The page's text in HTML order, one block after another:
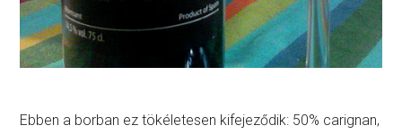
Ebben a borban ez tökéletesen kifejeződik: 50% carignan,